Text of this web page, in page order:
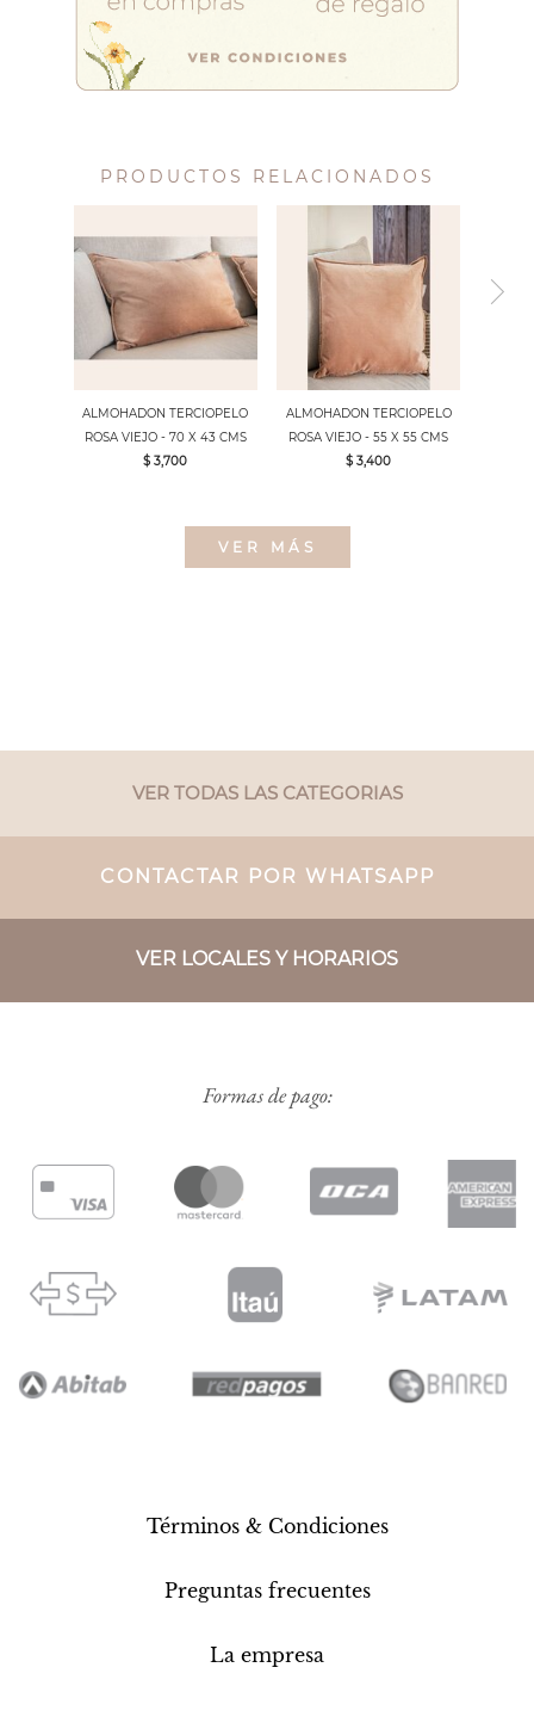
PRODUCTOS RELACIONADOS
ALMOHADON TERCIOPELO
ROSA VIEJO - 70 X 43 CMS
$ 3,700
ALMOHADON TERCIOPELO
ROSA VIEJO - 55 X 55 CMS
$ 3,400
VER MÁS
VER TODAS LAS CATEGORIAS
CONTACTAR POR WHATSAPP
VER LOCALES Y HORARIOS
Formas de pago:
Términos & Condiciones
Preguntas frecuentes
La empresa